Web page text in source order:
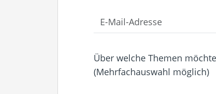
Über welche Themen
(Mehrfachauswahl möglich)